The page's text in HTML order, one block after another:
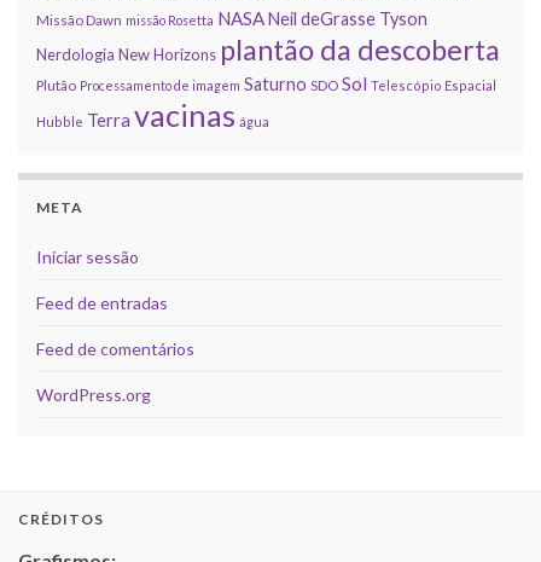
Missão Dawn missão Rosetta NASANeil deGrasse Tyson
Nerdologia New Horizons plantão da descoberta
Plutão Processamento de imagem Saturno SDO Sol Telescópio Espacial
Hubble Terra vacinas água
META
Iniciar sessão
Feed de entradas
Feed de comentários
WordPress.org
CRÉDITOS